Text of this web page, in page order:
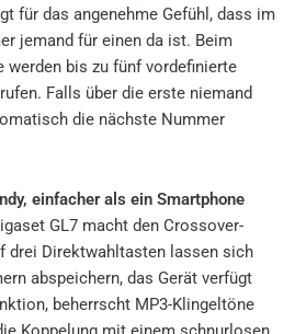
für das angenehme Gefühl, dass im
jemand für einen da ist. Beim
werden bis zu fünf vordefinierte
Falls über die erste niemand
die nächste Nummer
einfacher als ein Smartphone
GL7 macht den Crossover-
drei Direktwahltasten lassen sich
abspeichern, das Gerät verfügt
beherrscht MP3-Klingeltöne